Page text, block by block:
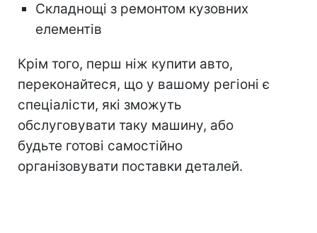
Складнощі з ремонтом кузовних
елементів
Крім того, перш ніж купити авто,
переконайтеся, що у вашому регіоні є
спеціалісти, які зможуть
обслуговувати таку машину, або
будьте готові самостійно
організовувати поставки деталей.